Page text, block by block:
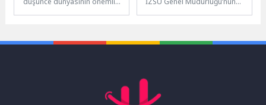
Anısına Vefa
yağmur...